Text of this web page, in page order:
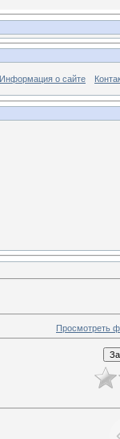
Информация о сайте
Просмотреть